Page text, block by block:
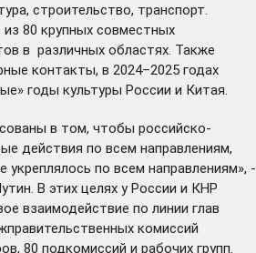
строительство, транспорт.
80 крупных совместных
в различных областях. Также
контакты, в 2024–2025 годах
годы культуры России и Китая.
в том, чтобы российско-
действия по всем направлениям,
укреплялось по всем направлениям», -
В этих целях у России и КНР
взаимодействие по линии глав
комиссий
80 подкомиссий и рабочих групп.